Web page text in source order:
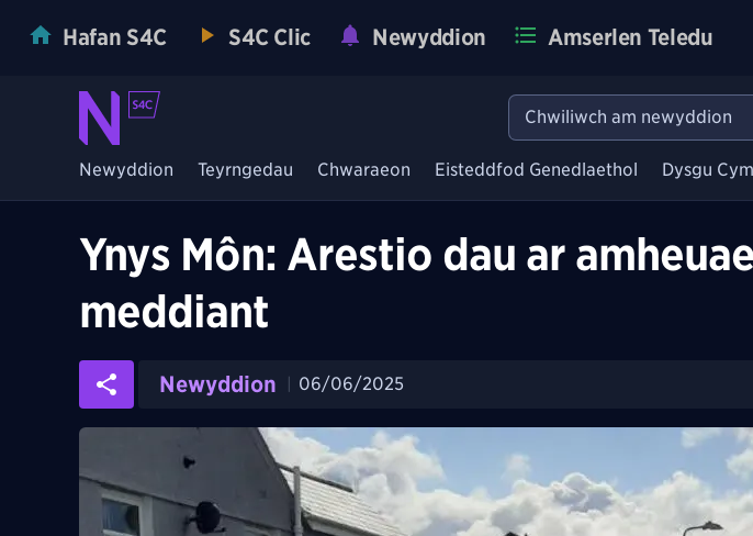
Hafan S4C S4C Clic Newyddion Amserlen Teledu
Newyddion Teyrngedau Chwaraeon Eisteddfod Genedlaethol Dysgu
Ynys Môn: Arestio dau ar
meddiant
Newyddion 06/06/2025